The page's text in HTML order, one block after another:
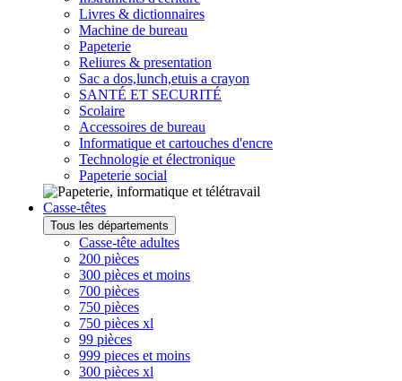
Livres & dictionnaires
Machine de bureau
Papeterie
Reliures & presentation
Sac a dos,lunch,etuis a crayon
SANTÉ ET SECURITÉ
Scolaire
Accessoires de bureau
Informatique et cartouches d'encre
Technologie et électronique
Papeterie social
Casse-têtes
Tous les départements
Casse-tête adultes
200 pièces
300 pièces et moins
700 pièces
750 pièces
750 pièces xl
99 pièces
999 pieces et moins
300 pièces xl